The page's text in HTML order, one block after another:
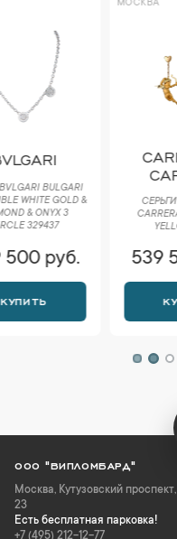
CARRERA Y
СЕРЬГИ CARRERA Y
CARRERA ANGELITOS
539 500 руб.
ООО "ВИПЛОМБАРД"
Москва, Кутузовский проспект,
23
Есть бесплатная парковка!
+7 (495) 212-12-77